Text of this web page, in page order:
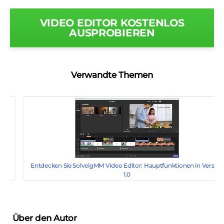
VIDEO EDITOR KOSTENLOS
AUSPROBIEREN
Verwandte Themen
Entdecken Sie SolveigMM Video Editor: Hauptfunktionen in Version
1.0
Über den Autor